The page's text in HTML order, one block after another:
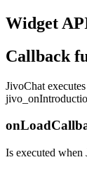
Widget
Callback
JivoChat
Is executed